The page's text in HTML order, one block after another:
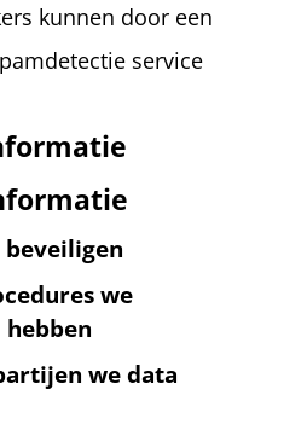
kunnen door een
service
we
we data